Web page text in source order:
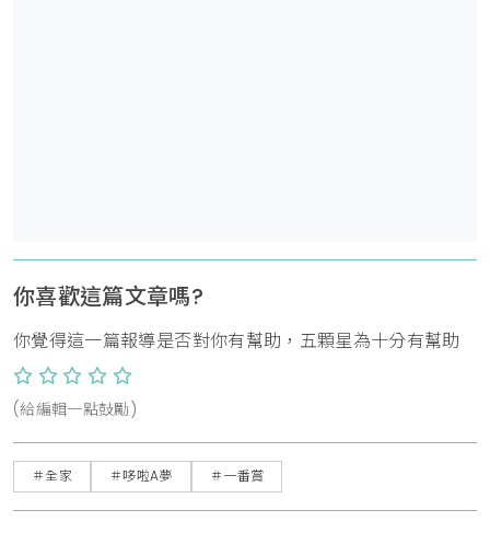
你喜歡這篇文章嗎?
你覺得這一篇報導是否對你有幫助，五顆星為十分有幫助
(給編輯一點鼓勵)
＃全家 ＃哆啦A夢 ＃一番賞